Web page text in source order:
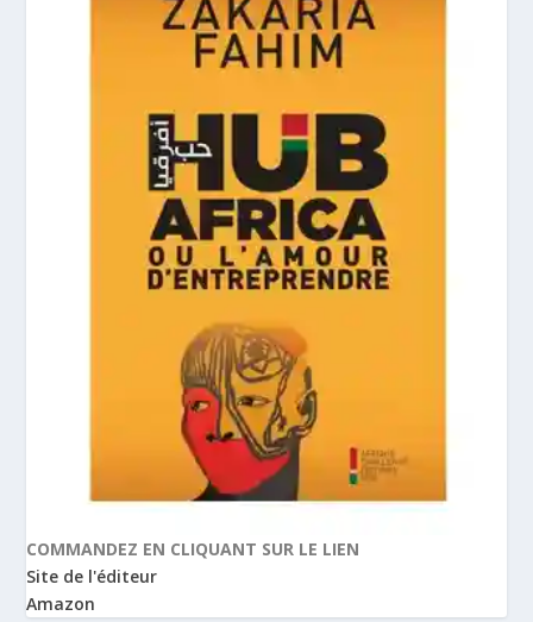
COMMANDEZ EN CLIQUANT SUR LE LIEN
Site de l'éditeur
Amazon